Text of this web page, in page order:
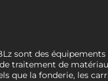
sont des
traitement de
que la fonderie, les